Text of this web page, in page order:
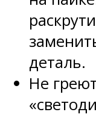
деталь.
Не